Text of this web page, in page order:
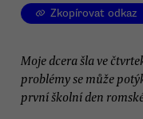
Zkopírovat odkaz
Moje dcera šla ve
problémy se může
první školní den